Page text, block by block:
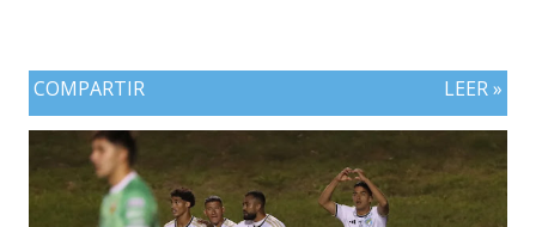
COMPARTIR LEER »